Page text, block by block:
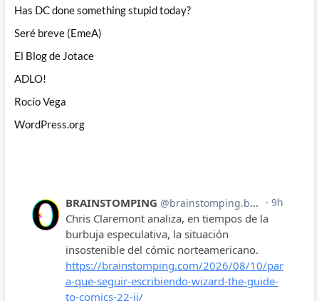
Has DC done something stupid today?
Seré breve (EmeA)
El Blog de Jotace
ADLO!
Rocío Vega
WordPress.org